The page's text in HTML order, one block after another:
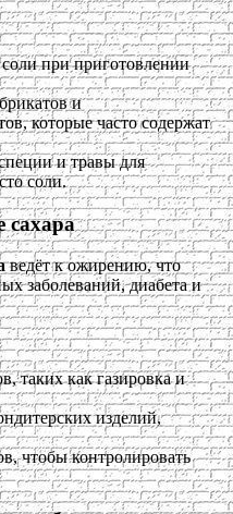
при приготовлении
и
которые часто содержат
и травы для
соли.
сахара
ведёт к ожирению, что
заболеваний, диабета и
таких как газировка и
изделий,
чтобы контролировать